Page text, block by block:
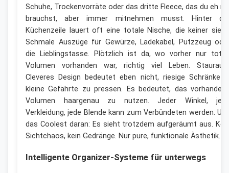
Schuhe, Trockenvorräte oder das dritte Fleece, das du eh
brauchst, aber immer mitnehmen musst. Hinter
Küchenzeile lauert oft eine totale Nische, die keiner
Schmale Auszüge für Gewürze, Ladekabel, Putzzeug
die Lieblingstasse. Plötzlich ist da, wo vorher nur
Volumen vorhanden war, richtig viel Leben.
Cleveres Design bedeutet eben nicht, riesige Schränke
kleine Gefährte zu pressen. Es bedeutet, das
Volumen haargenau zu nutzen. Jeder Winkel,
Verkleidung, jede Blende kann zum Verbündeten werden.
das Coolest daran: Es sieht trotzdem aufgeräumt aus.
Sichtchaos, kein Gedränge. Nur pure, funktionale Ästhetik.
Intelligente Organizer-Systeme für unterwegs